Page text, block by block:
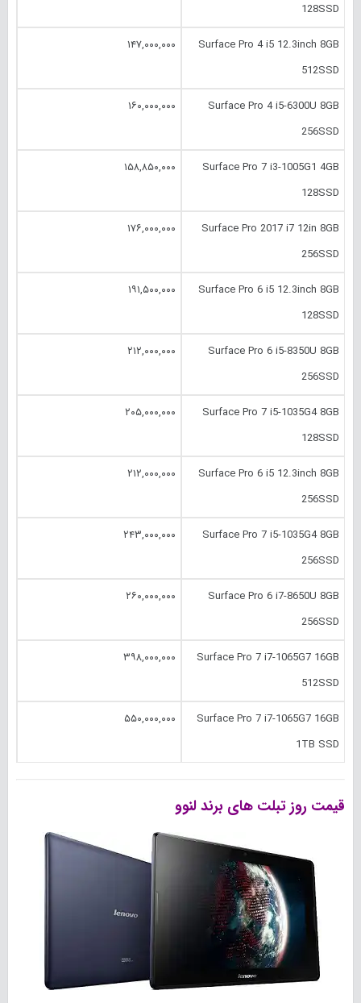
128SSD
Surface Pro 4 i5 12.‎3inch 8GB
512SSD
۱۴۷,۰۰۰,۰۰۰
Surface Pro 4 i5-6300U 8GB
256SSD
۱۶۰,۰۰۰,۰۰۰
Surface Pro 7 i3-1005G1 4GB
128SSD
۱۵۸,۸۵۰,۰۰۰
Surface Pro 2017 i7 12in 8GB
256SSD
۱۷۶,۰۰۰,۰۰۰
Surface Pro 6 i5 12.‎3inch 8GB
128SSD
۱۹۱,۵۰۰,۰۰۰
Surface Pro 6 i5-8350U 8GB
256SSD
۲۱۲,۰۰۰,۰۰۰
Surface Pro 7 i5-1035G4 8GB
128SSD
۲۰۵,۰۰۰,۰۰۰
Surface Pro 6 i5 12.‎3inch 8GB
256SSD
۲۱۲,۰۰۰,۰۰۰
Surface Pro 7 i5-1035G4 8GB
256SSD
۲۴۳,۰۰۰,۰۰۰
Surface Pro 6 i7-8650U 8GB
256SSD
۲۶۰,۰۰۰,۰۰۰
Surface Pro 7 i7-1065G7 16GB
512SSD
۳۹۸,۰۰۰,۰۰۰
Surface Pro 7 i7-1065G7 16GB
1TB SSD
۵۵۰,۰۰۰,۰۰۰
قیمت روز تبلت های برند لنوو